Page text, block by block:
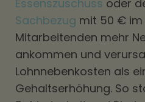
Essenszuschuss oder
Sachbezug mit 50 € im
Mitarbeitenden mehr
ankommen und
Lohnnebenkosten als
Gehaltserhöhung. So